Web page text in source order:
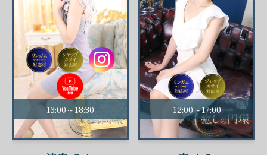
13:00～18:30 12:00～17:00